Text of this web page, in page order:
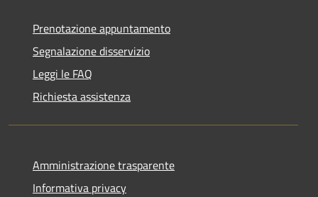
Prenotazione appuntamento
Segnalazione disservizio
Leggi le FAQ
Richiesta assistenza
Amministrazione trasparente
Informativa privacy